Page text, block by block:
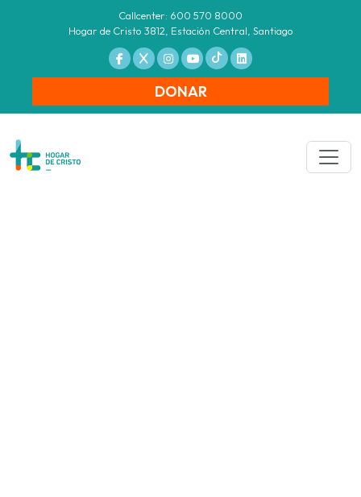
Callcenter: 600 570 8000
Hogar de Cristo 3812, Estación Central, Santiago
DONAR